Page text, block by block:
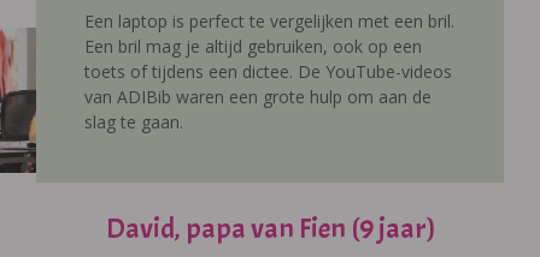
Een laptop is perfect te vergelijken met een bril.
Een bril mag je altijd gebruiken, ook op een
toets of tijdens een dictee. De YouTube-videos
van ADIBib waren een grote hulp om aan de
slag te gaan.
David, papa van Fien (9 jaar)